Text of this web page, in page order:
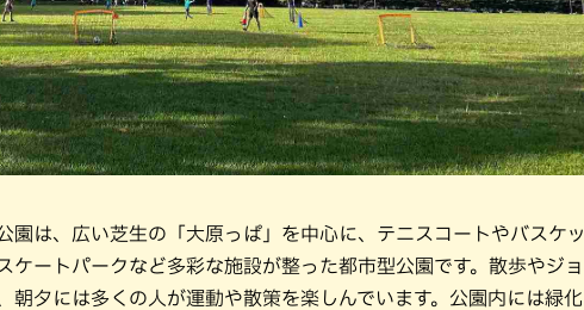
園は、広い芝生の「大原っぱ」を中心に、テニスコートやバスケッ
ケートパークなど多彩な施設が整った都市型公園です。散歩やジョ
朝夕には多くの人が運動や散策を楽しんでいます。公園内には緑化